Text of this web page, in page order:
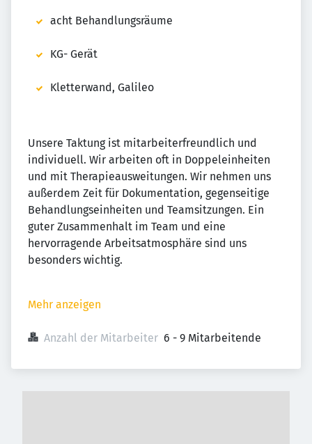
acht Behandlungsräume
KG- Gerät
Kletterwand, Galileo
Unsere Taktung ist mitarbeiterfreundlich und
individuell. Wir arbeiten oft in Doppeleinheiten
und mit Therapieausweitungen. Wir nehmen uns
außerdem Zeit für Dokumentation, gegenseitige
Behandlungseinheiten und Teamsitzungen. Ein
guter Zusammenhalt im Team und eine
hervorragende Arbeitsatmosphäre sind uns
besonders wichtig.
Mehr anzeigen
Anzahl der Mitarbeiter 6 - 9 Mitarbeitende